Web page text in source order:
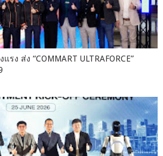
ง ส่ง “COMMART ULTRAFORCE”